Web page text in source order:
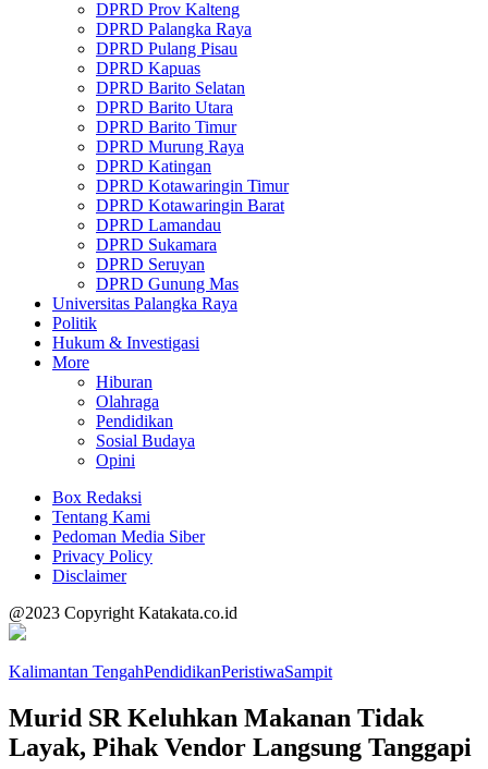
DPRD Prov Kalteng
DPRD Palangka Raya
DPRD Pulang Pisau
DPRD Kapuas
DPRD Barito Selatan
DPRD Barito Utara
DPRD Barito Timur
DPRD Murung Raya
DPRD Katingan
DPRD Kotawaringin Timur
DPRD Kotawaringin Barat
DPRD Lamandau
DPRD Sukamara
DPRD Seruyan
DPRD Gunung Mas
Universitas Palangka Raya
Politik
Hukum & Investigasi
More
Hiburan
Olahraga
Pendidikan
Sosial Budaya
Opini
Box Redaksi
Tentang Kami
Pedoman Media Siber
Privacy Policy
Disclaimer
@2023 Copyright Katakata.co.id
Kalimantan TengahPendidikanPeristiwaSampit
Murid SR Keluhkan Makanan Tidak
Layak, Pihak Vendor Langsung Tanggapi